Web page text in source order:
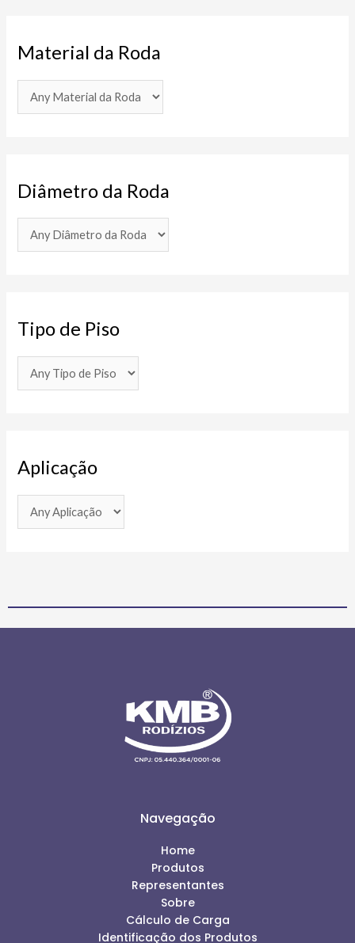
Material da Roda
Diâmetro da Roda
Tipo de Piso
Aplicação
Navegação
Home
Produtos
Representantes
Sobre
Cálculo de Carga
Identificação dos Produtos